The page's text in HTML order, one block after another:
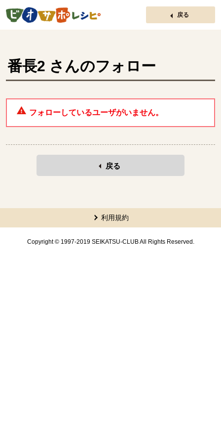
ページの先頭です。
戻る
番長2 さんのフォロー
フォローしているユーザがいません。
戻る
ここから共通フッターメニューです。
利用規約
Copyright © 1997-2019 SEIKATSU-CLUB All Rights Reserved.